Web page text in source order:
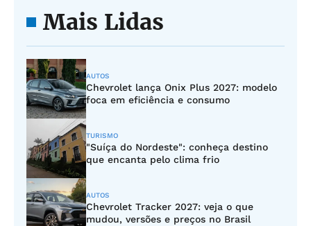
Mais Lidas
AUTOS
Chevrolet lança Onix Plus 2027: modelo
foca em eficiência e consumo
TURISMO
"Suíça do Nordeste": conheça destino
que encanta pelo clima frio
AUTOS
Chevrolet Tracker 2027: veja o que
mudou, versões e preços no Brasil